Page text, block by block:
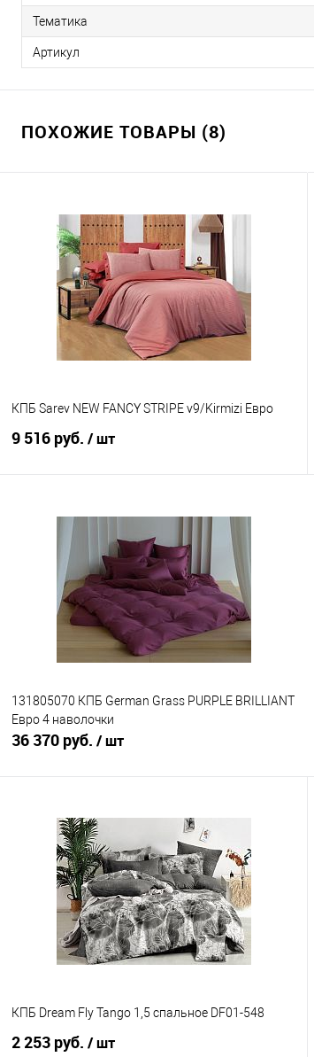
Тематика
Артикул
ПОХОЖИЕ ТОВАРЫ (8)
КПБ Sarev NEW FANCY STRIPE v9/Kirmizi Евро
9 516 руб. / шт
Купить в 1 клик
Сравнение
В избранное
В наличии
131805070 КПБ German Grass PURPLE BRILLIANT
Евро 4 наволочки
36 370 руб. / шт
Купить в 1 клик
Сравнение
В избранное
В наличии
КПБ Dream Fly Tango 1,5 спальное DF01-548
2 253 руб. / шт